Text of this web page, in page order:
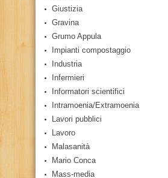
Giustizia
Gravina
Grumo Appula
Impianti compostaggio
Industria
Infermieri
Informatori scientifici
Intramoenia/Extramoenia
Lavori pubblici
Lavoro
Malasanità
Mario Conca
Mass-media